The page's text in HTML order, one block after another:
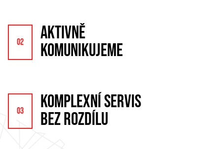
AKTIVNĚ
KOMUNIKUJEME
KOMPLEXNÍ SERVIS
BEZ ROZDÍLU